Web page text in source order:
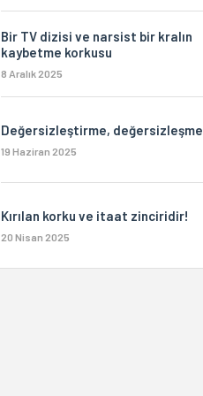
Bir TV dizisi ve narsist bir kralın
kaybetme korkusu
8 Aralık 2025
Değersizleştirme, değersizleşme
19 Haziran 2025
Kırılan korku ve itaat zinciridir!
20 Nisan 2025